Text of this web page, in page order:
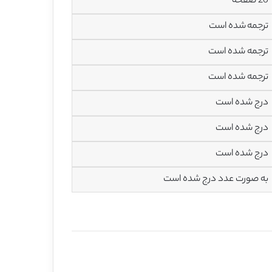
ترجمه شده است
ترجمه شده است
ترجمه شده است
درج شده است
درج شده است
درج شده است
به صورت عدد درج شده است